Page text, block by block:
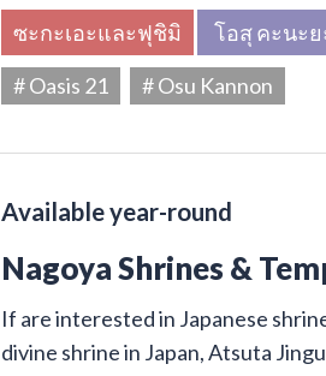
ซะกะเอะและฟุชิมิ โอสุ คะนะย
# Oasis 21
# Osu Kannon
Available year-round
Nagoya Shrines &
If are interested in Japanese
divine shrine in Japan, Atsuta